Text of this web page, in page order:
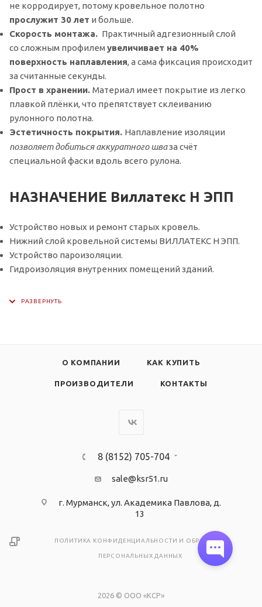
не корродирует, потому кровельное полотно
прослужит 30 лет и больше.
Скорость монтажа. Практичный адгезионный слой
со сложным профилем увеличивает на 40%
поверхность наплавления, а сама фиксация происходит
за считанные секунды.
Прост в хранении. Материал имеет покрытие из легко
плавкой плёнки, что препятствует склеиванию
рулонного полотна.
Эстетичность покрытия. Наплавление изоляции
позволяет добиться аккуратного шваза счёт
специальной фаски вдоль всего рулона.
НАЗНАЧЕНИЕ Виллатекс Н ЭПП
Устройство новых и ремонт старых кровель.
Нижний слой кровельной системы ВИЛЛАТЕКС Н ЭПП.
Устройство пароизоляции.
Гидроизоляция внутренних помещений зданий.
О КОМПАНИИ КАК КУПИТЬ
ПРОИЗВОДИТЕЛИ КОНТАКТЫ
8 (8152) 705-704
sale@ksr51.ru
г. Мурманск, ул. Академика Павлова, д.
13
ПОЛИТИКА КОНФИДЕНЦИАЛЬНОСТИ И ОБРАБОТКИ
ПЕРСОНАЛЬНЫХ ДАННЫХ
2026 © ООО «КСР»